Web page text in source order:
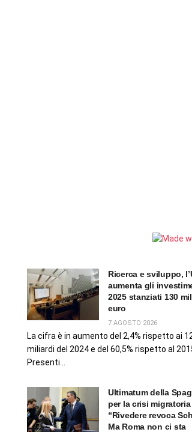
Ricerca e sviluppo,
aumenta gli
2025 stanziati 130
euro
7 AGOSTO 2026
La cifra è in aumento del 2,4% rispetto ai
miliardi del 2024 e del 60,5% rispetto al
Presenti...
Ultimatum della
per la crisi migratoria
“Rivedere revoca
Ma Roma non ci sta